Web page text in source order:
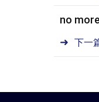
下一
no more